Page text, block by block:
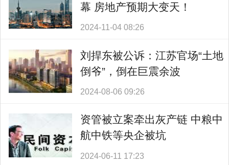
幕 房地产预期大变天！
2024-11-04 08:26
刘捍东被公诉：江苏官场“土地
倒爷”，倒在巨震余波
2024-08-06 09:26
资管被立案牵出灰产链 中粮中
航中铁等央企被坑
2024-06-11 17:23